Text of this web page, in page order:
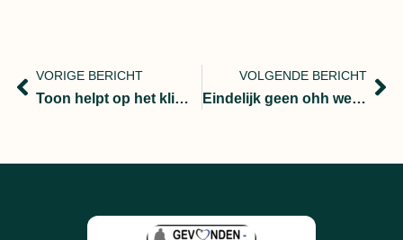
VORIGE BERICHT
Toon helpt op het klimpark, hij hoefde gelukkig niet de hoogte in!
VOLGENDE BERICHT
Eindelijk geen ohh we hebben hem al, meer bij Arjan!